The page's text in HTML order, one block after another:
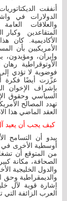
أنفقت
الدولارات في
والعلاقات
المتقاعدين وكبار
الأكاديمية. كان
الأمريكيين بأن
وإيران، ومؤيدون،
الأوتوقراطية
عزّزت أيضًا فكرة
بإشراف الإخوان
السياسي وحقوق
تهدد المصالح
العقد الماضي هذا
كيف يجب أن يعيد
يبدو أن التسامح
أوسطية الأخرى في
من المتوقع أن
الصحافة، مكانة
والدول الخليجية
والديمقراطية وحق
إشارة قوية لآل
العرب الزائفة التي